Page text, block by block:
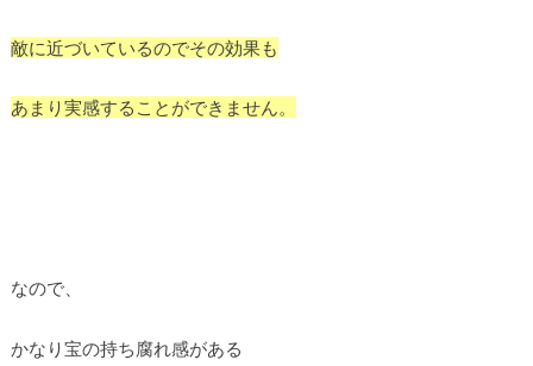
敵に近づいているのでその効果も
あまり実感することができません。
なので、
かなり宝の持ち腐れ感がある